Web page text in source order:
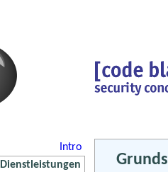
Intro
Dienstleistungen